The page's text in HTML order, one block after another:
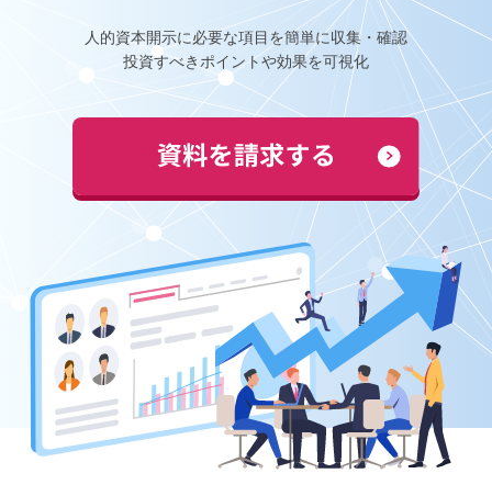
人的資本開示に必要な項目を簡単に収集・確認
投資すべきポイントや効果を可視化